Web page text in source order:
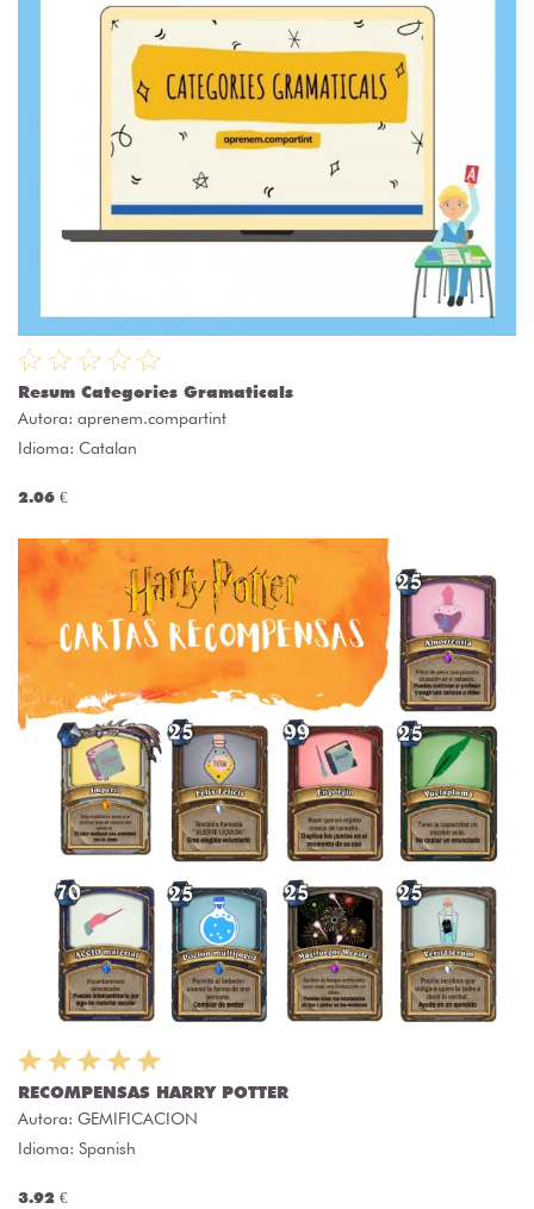
Resum Categories Gramaticals
Autora: aprenem.compartint
Idioma: Catalan
2.06 €
RECOMPENSAS HARRY POTTER
Autora: GEMIFICACION
Idioma: Spanish
3.92 €